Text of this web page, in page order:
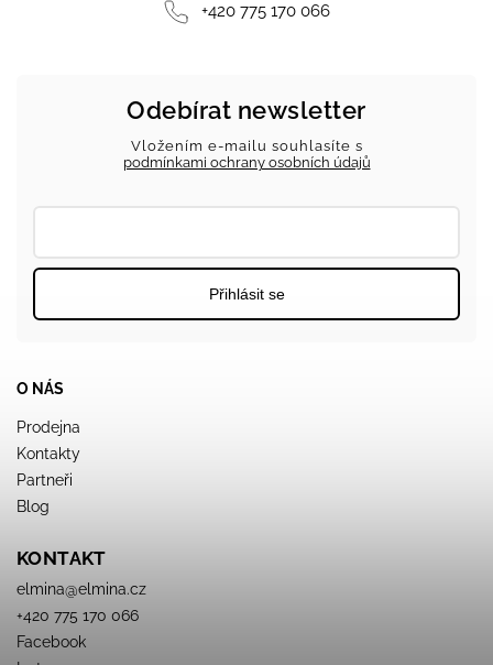
+420 775 170 066
O NÁS
Prodejna
Kontakty
Partneři
Blog
KONTAKT
elmina@elmina.cz
+420 775 170 066
Facebook
Odebírat newsletter
Vložením e-mailu souhlasíte s
podmínkami ochrany osobních údajů
Přihlásit se